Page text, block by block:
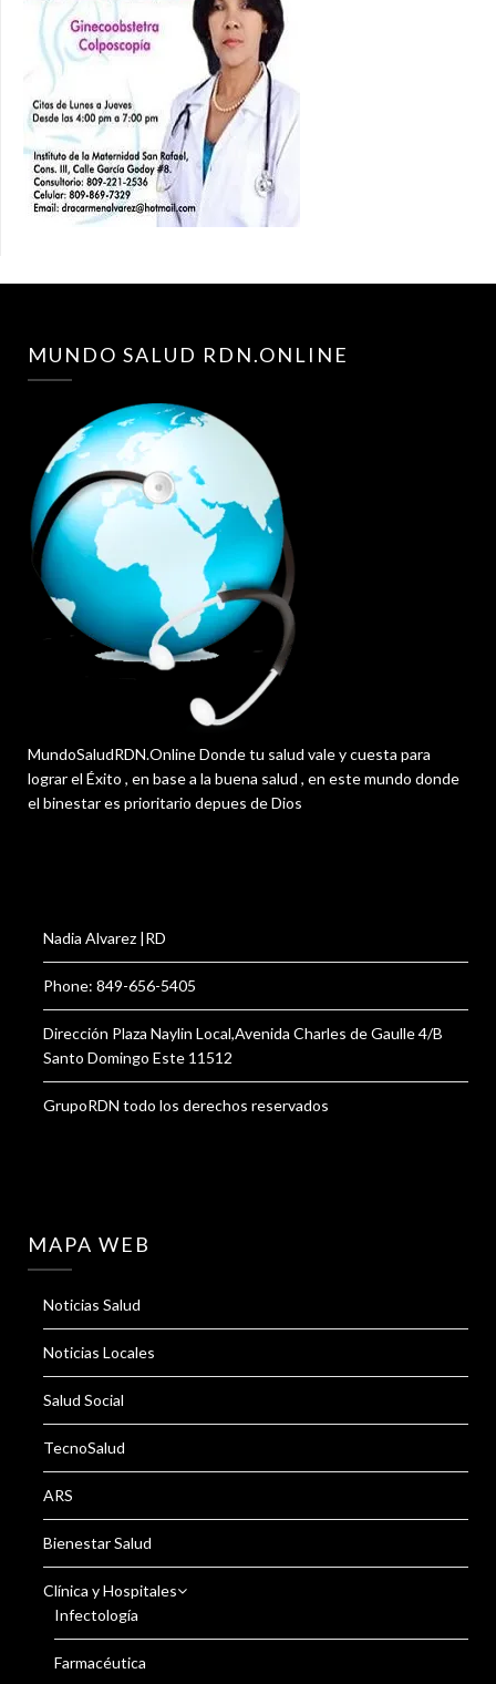
MUNDO SALUD RDN.ONLINE
MundoSaludRDN.Online Donde tu salud vale y cuesta para
lograr el Éxito , en base a la buena salud , en este mundo donde
el binestar es prioritario depues de Dios
Nadia Alvarez |RD
Phone: 849-656-5405
Dirección Plaza Naylin Local,Avenida Charles de Gaulle 4/B
Santo Domingo Este 11512
GrupoRDN todo los derechos reservados
MAPA WEB
Noticias Salud
Noticias Locales
Salud Social
TecnoSalud
ARS
Bienestar Salud
Clínica y Hospitales
Infectología
Farmacéutica